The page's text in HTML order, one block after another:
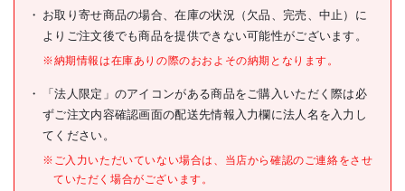
●色:チョコ
●アングル
原産国 日本
セット内容/付属品
注意事項
お取り寄せ商品の場合、在庫の状況（欠品、完売、中止）に
よりご注文後でも商品を提供できない可能性がございます。
※納期情報は在庫ありの際のおおよその納期となります。
「法人限定」のアイコンがある商品をご購入いただく際は必
ずご注文内容確認画面の配送先情報入力欄に法人名を入力し
てください。
※ご入力いただいていない場合は、当店から確認のご連絡をさせ
ていただく場合がございます。